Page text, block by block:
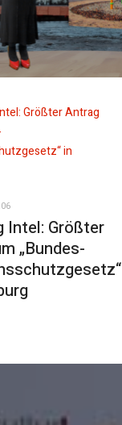
Intel: Größter
„Bundes-